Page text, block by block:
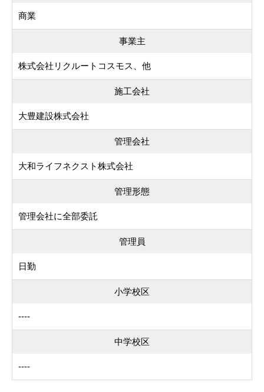
商業
事業主
株式会社リクルートコスモス、他
施工会社
大豊建設株式会社
管理会社
大和ライフネクスト株式会社
管理形態
管理会社に全部委託
管理員
日勤
小学校区
----
中学校区
----